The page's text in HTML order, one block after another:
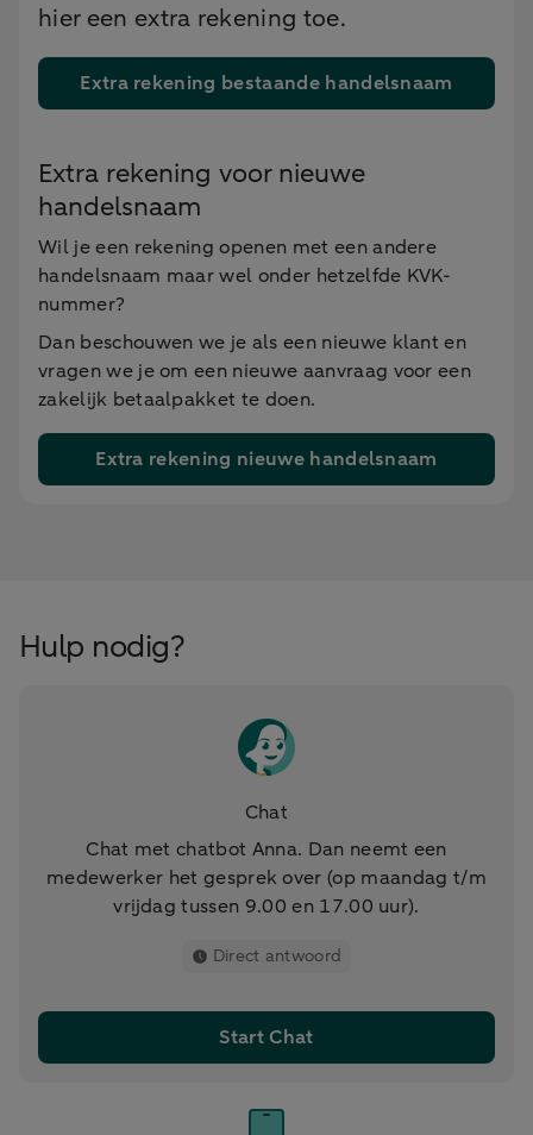
hier een extra rekening toe.
Extra rekening bestaande handelsnaam
Extra rekening voor nieuwe
handelsnaam
Wil je een rekening openen met een andere
handelsnaam maar wel onder hetzelfde KVK-
nummer?
Dan beschouwen we je als een nieuwe klant en
vragen we je om een nieuwe aanvraag voor een
zakelijk betaalpakket te doen.
Extra rekening nieuwe handelsnaam
Hulp nodig?
Chat
Chat met chatbot Anna. Dan neemt een
medewerker het gesprek over (op maandag t/m
vrijdag tussen 9.00 en 17.00 uur).
Direct antwoord
Start Chat